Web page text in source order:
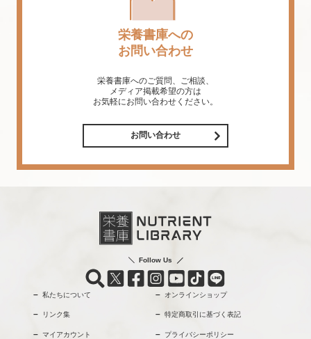
栄養書庫への
お問い合わせ
栄養書庫へのご質問、ご相談、
メディア掲載希望の方は
お気軽にお問い合わせください。
お問い合わせ
Follow Us
私たちについて オンラインショップ
リンク集 特定商取引に基づく表記
マイアカウント プライバシーポリシー